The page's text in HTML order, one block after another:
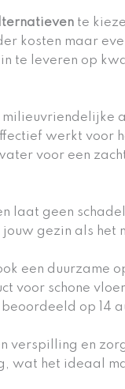
te
kosten maar
te leveren op
werkt voor
voor een
laat geen
gezin als het
een duurzame
voor schone
op 14
verspilling en
wat het ideaal